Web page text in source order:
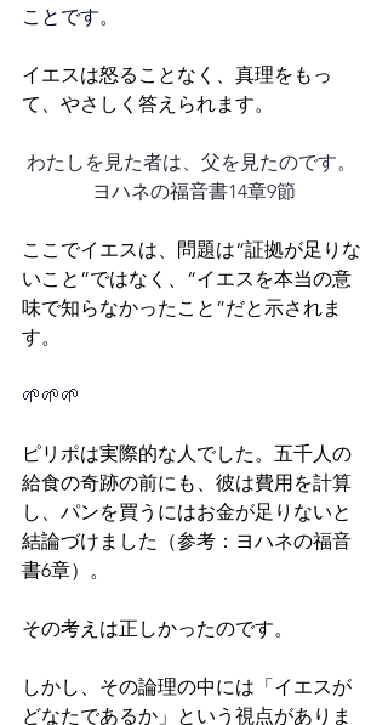
ことです。
イエスは怒ることなく、真理をもっ
て、やさしく答えられます。
わたしを見た者は、父を見たのです。
ヨハネの福音書14章9節
ここでイエスは、問題は“証拠が足りな
いこと”ではなく、“イエスを本当の意
味で知らなかったこと”だと示されま
す。
🌱🌱🌱
ピリポは実際的な人でした。五千人の
給食の奇跡の前にも、彼は費用を計算
し、パンを買うにはお金が足りないと
結論づけました（参考：ヨハネの福音
書6章）。
その考えは正しかったのです。
しかし、その論理の中には「イエスが
どなたであるか」という視点がありま